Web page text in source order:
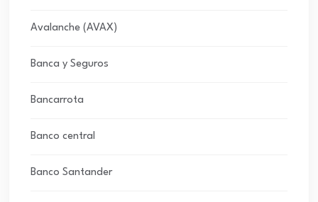
Avalanche (AVAX)
Banca y Seguros
Bancarrota
Banco central
Banco Santander